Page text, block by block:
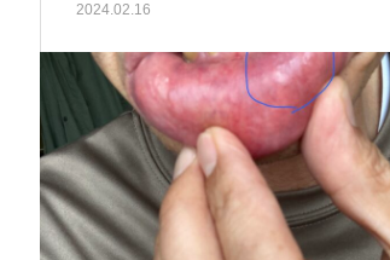
程度は個人差あり）と説明を受けま
した。
2024.02.16